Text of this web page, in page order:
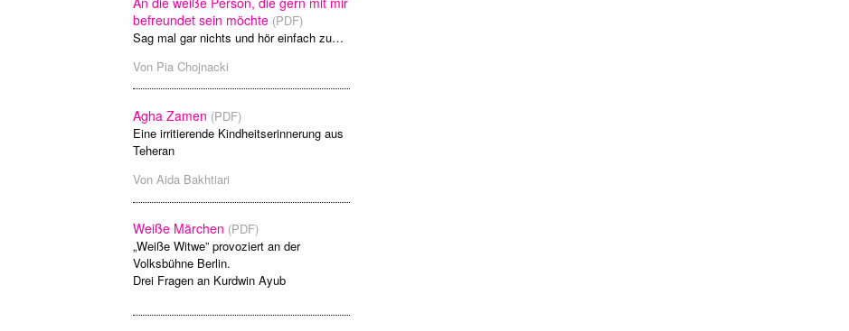
befreundet sein möchte (PDF)
Sag mal gar nichts und hör einfach zu…
Von Pia Chojnacki
Agha Zamen (PDF)
Eine irritierende Kindheitserinnerung aus
Teheran
Von Aida Bakhtiari
Weiße Märchen (PDF)
„Weiße Witwe” provoziert an der
Volksbühne Berlin.
Drei Fragen an Kurdwin Ayub